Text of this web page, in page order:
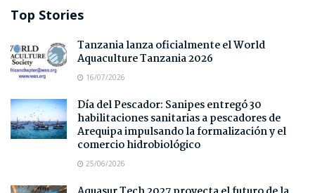
Top Stories
Tanzania lanza oficialmente el World
Aquaculture Tanzania 2026
16/07/2026
Día del Pescador: Sanipes entregó 30
habilitaciones sanitarias a pescadores de
Arequipa impulsando la formalización y el
comercio hidrobiológico
25/06/2026